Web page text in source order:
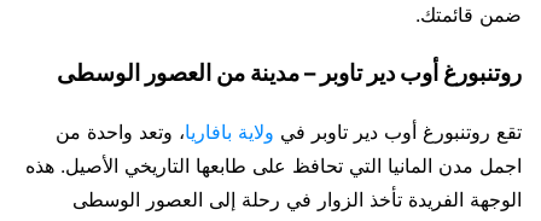
ضمن قائمتك.
روتنبورغ أوب دير تاوبر – مدينة من العصور الوسطى
تقع روتنبورغ أوب دير تاوبر في ولاية بافاريا، وتعد واحدة من
اجمل مدن المانيا التي تحافظ على طابعها التاريخي الأصيل. هذه
الوجهة الفريدة تأخذ الزوار في رحلة إلى العصور الوسطى